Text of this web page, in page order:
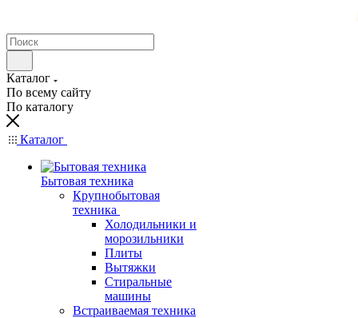
Каталог
По всему сайту
По каталогу
Каталог
Бытовая техника
Крупнобытовая
техника
Холодильники и
морозильники
Плиты
Вытяжки
Стиральные
машины
Встраиваемая техника